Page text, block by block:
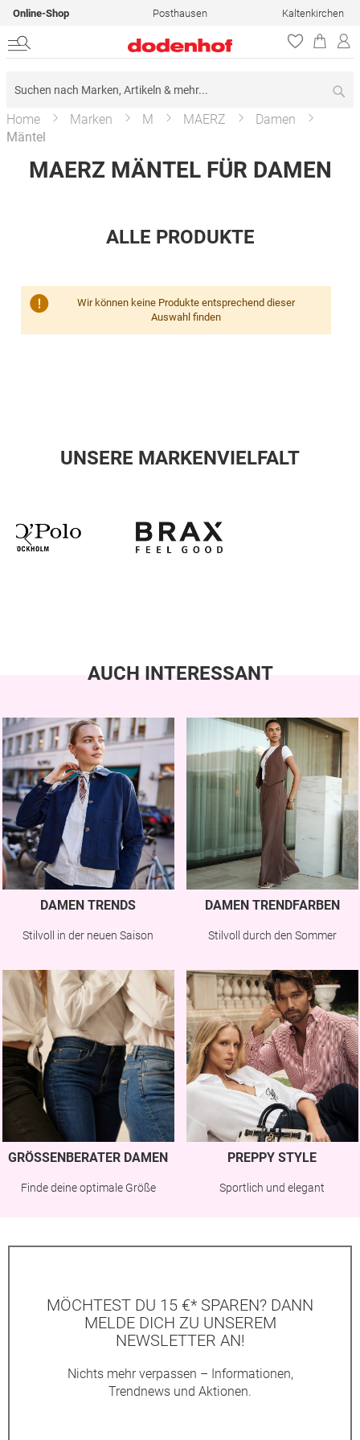
Online-Shop Posthausen Kaltenkirchen
Home Marken M MAERZ
Damen
Mäntel
MAERZ MÄNTEL FÜR DAMEN
ALLE PRODUKTE
Wir können keine Produkte entsprechend dieser
Auswahl finden
UNSERE MARKENVIELFALT
AUCH INTERESSANT
DAMEN TRENDS
Stilvoll in der neuen Saison
DAMEN TRENDFARBEN
Stilvoll durch den Sommer
GRÖSSENBERATER DAMEN
Finde deine optimale Größe
PREPPY STYLE
Sportlich und elegant
MÖCHTEST DU 15 €* SPAREN? DANN
MELDE DICH ZU UNSEREM
NEWSLETTER AN!
Nichts mehr verpassen – Informationen,
Trendnews und Aktionen.